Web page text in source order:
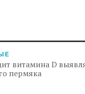
витамина D
пермяка